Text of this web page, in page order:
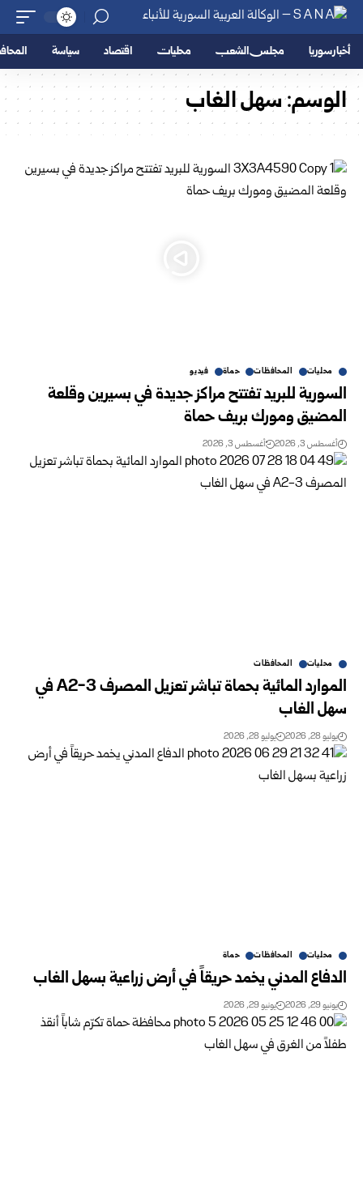
أخبار سوريا مجلس الشعب محليات اقتصاد سياسة
الوسم:سهل الغاب
محليات المحافظات حماة فيديو
السورية للبريد تفتتح مراكز جديدة في بسيرين وقلعة
المضيق ومورك بريف حماة
أغسطس 3, 2026 أغسطس 3, 2026
محليات المحافظات
الموارد المائية بحماة تباشر تعزيل المصرف A2-3 في
سهل الغاب
يوليو 28, 2026 يوليو 28, 2026
محليات المحافظات حماة
الدفاع المدني يخمد حريقاً في أرض زراعية بسهل الغاب
يونيو 29, 2026 يونيو 29, 2026